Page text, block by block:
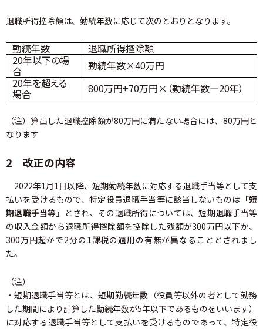
退職所得控除額は、勤続年数に応じて次のとおりとなります。
勤続年数
退職所得控除額
20年以下の場
合
勤続年数×40万円
20年を超える
場合 800万円+70万円×（勤続年数―20年）
（注）算出した退職控除額が80万円に満たない場合には、80万円と
なります
2 改正の内容
2022年1月1日以降、短期勤続年数に対応する退職手当等として支
払いを受けるもので、特定役員退職手当等に該当しないものは 「短
期退職手当等」 とされ、その退職所得については、短期退職手当等
の収入金額から退職所得控除額を控除した残額が300万円以下か、
300万円超かで2分の1課税の適用の有無が異なることとされまし
た。
（注）
・短期退職手当等とは、短期勤続年数（役員等以外の者として勤務
した期間により計算した勤続年数が5年以下であるものをいいます）
に対応する退職手当等として支払いを受けるものであって、特定役